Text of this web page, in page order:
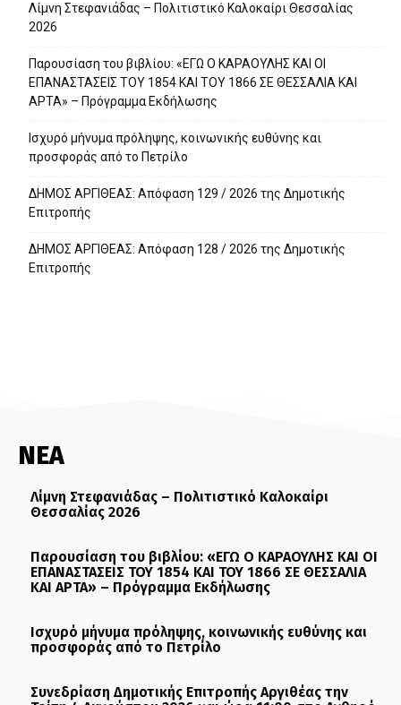
Λίμνη Στεφανιάδας – Πολιτιστικό Καλοκαίρι Θεσσαλίας
2026
Παρουσίαση του βιβλίου: «ΕΓΩ Ο ΚΑΡΑΟΥΛΗΣ ΚΑΙ ΟΙ
ΕΠΑΝΑΣΤΑΣΕΙΣ ΤΟΥ 1854 ΚΑΙ ΤΟΥ 1866 ΣΕ ΘΕΣΣΑΛΙΑ ΚΑΙ
ΑΡΤΑ» – Πρόγραμμα Εκδήλωσης
Ισχυρό μήνυμα πρόληψης, κοινωνικής ευθύνης και
προσφοράς από το Πετρίλο
ΔΗΜΟΣ ΑΡΓΙΘΕΑΣ: Απόφαση 129 / 2026 της Δημοτικής
Επιτροπής
ΔΗΜΟΣ ΑΡΓΙΘΕΑΣ: Απόφαση 128 / 2026 της Δημοτικής
Επιτροπής
ΝΕΑ
Λίμνη Στεφανιάδας – Πολιτιστικό Καλοκαίρι
Θεσσαλίας 2026
Παρουσίαση του βιβλίου: «ΕΓΩ Ο ΚΑΡΑΟΥΛΗΣ ΚΑΙ ΟΙ
ΕΠΑΝΑΣΤΑΣΕΙΣ ΤΟΥ 1854 ΚΑΙ ΤΟΥ 1866 ΣΕ ΘΕΣΣΑΛΙΑ
ΚΑΙ ΑΡΤΑ» – Πρόγραμμα Εκδήλωσης
Ισχυρό μήνυμα πρόληψης, κοινωνικής ευθύνης και
προσφοράς από το Πετρίλο
Συνεδρίαση Δημοτικής Επιτροπής Αργιθέας την